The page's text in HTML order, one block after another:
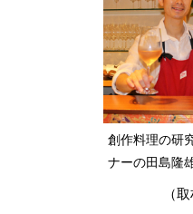
創作料理の研
ナーの田島隆
（